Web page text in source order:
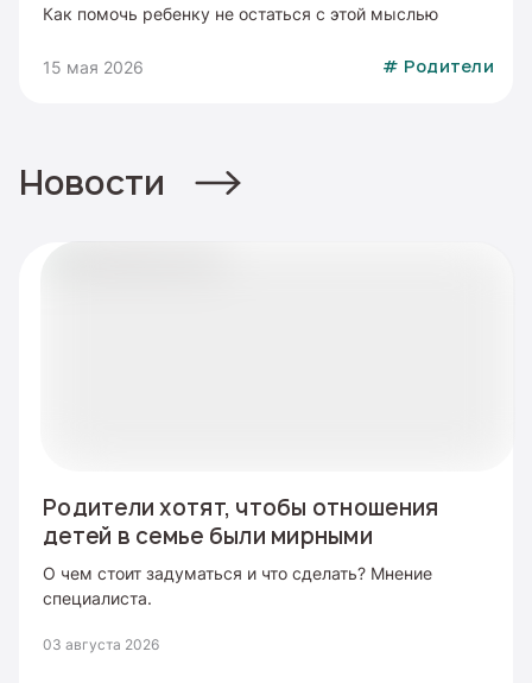
Как помочь ребенку не остаться с этой мыслью
15 мая 2026 # Родители
Новости
Родители хотят, чтобы отношения
детей в семье были мирными
О чем стоит задуматься и что сделать? Мнение
специалиста.
03 августа 2026